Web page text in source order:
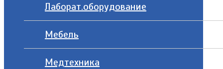
Лаборат.оборудование
Мебель
Медтехника